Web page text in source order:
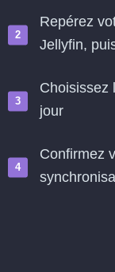
Repérez
Jellyfin,
Choisissez
jour
Confirmez